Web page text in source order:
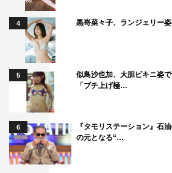
4 黒嵜菜々子、ランジェリー
5
似鳥沙也加、大胆ビキニ姿
「ブチ上げ極…
6
『タモリステーション』
の元となる“…